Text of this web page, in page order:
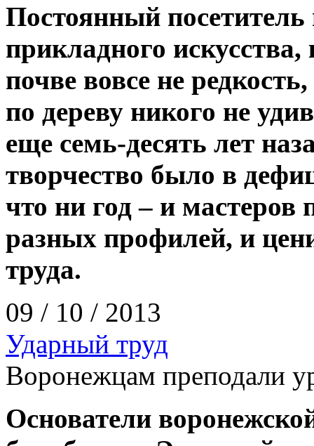
Постоянный
прикладного
почве вовсе не
по дереву никого не
еще семь-десять лет
творчество было в
что ни год – и
разных профилей, и
труда.
09 / 10 / 2013
Ударный труд
Воронежцам преподали
Основатели